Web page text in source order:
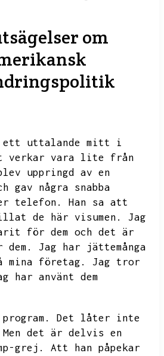
om
ett uttalande mitt i
verkar vara lite från
uppringd av en
gav några snabba
telefon.
Han sa att
de här visumen.
Jag
för dem och det är
Jag har jättemånga
mina företag.
Jag tror
har använt dem
Det låter inte
Men det är delvis en
grej. Att han påpekar